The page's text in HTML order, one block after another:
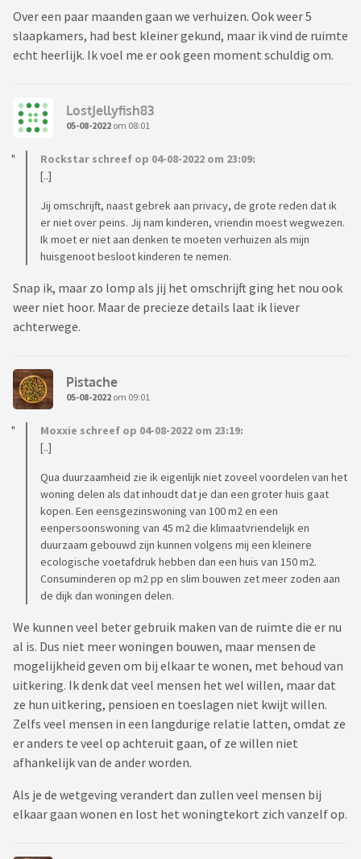
Over een paar maanden gaan we verhuizen. Ook weer 5
slaapkamers, had best kleiner gekund, maar ik vind de ruimte
echt heerlijk. Ik voel me er ook geen moment schuldig om.
LostJellyfish83
05-08-2022 om 08:01
Rockstar schreef op 04-08-2022 om 23:09:
[..]
Jij omschrijft, naast gebrek aan privacy, de grote reden dat ik
er niet over peins. Jij nam kinderen, vriendin moest wegwezen.
Ik moet er niet aan denken te moeten verhuizen als mijn
huisgenoot besloot kinderen te nemen.
Snap ik, maar zo lomp als jij het omschrijft ging het nou ook
weer niet hoor. Maar de precieze details laat ik liever
achterwege.
Pistache
05-08-2022 om 09:01
Moxxie schreef op 04-08-2022 om 23:19:
[..]
Qua duurzaamheid zie ik eigenlijk niet zoveel voordelen van het
woning delen als dat inhoudt dat je dan een groter huis gaat
kopen. Een eensgezinswoning van 100 m2 en een
eenpersoonswoning van 45 m2 die klimaatvriendelijk en
duurzaam gebouwd zijn kunnen volgens mij een kleinere
ecologische voetafdruk hebben dan een huis van 150 m2.
Consuminderen op m2 pp en slim bouwen zet meer zoden aan
de dijk dan woningen delen.
We kunnen veel beter gebruik maken van de ruimte die er nu
al is. Dus niet meer woningen bouwen, maar mensen de
mogelijkheid geven om bij elkaar te wonen, met behoud van
uitkering. Ik denk dat veel mensen het wel willen, maar dat
ze hun uitkering, pensioen en toeslagen niet kwijt willen.
Zelfs veel mensen in een langdurige relatie latten, omdat ze
er anders te veel op achteruit gaan, of ze willen niet
afhankelijk van de ander worden.
Als je de wetgeving verandert dan zullen veel mensen bij
elkaar gaan wonen en lost het woningtekort zich vanzelf op.